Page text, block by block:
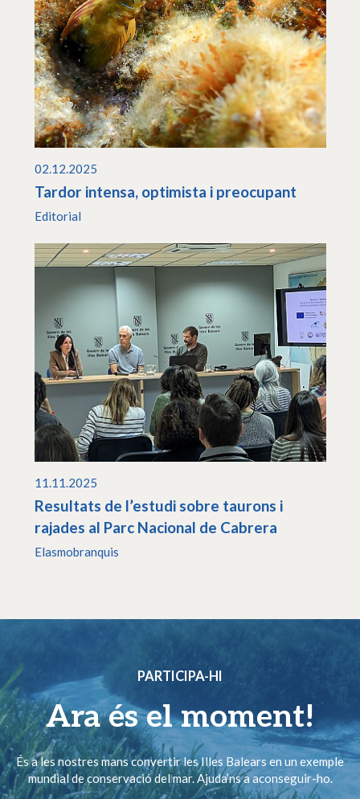
02.12.2025
Tardor intensa, optimista i preocupant
Editorial
11.11.2025
Resultats de l’estudi sobre taurons i
rajades al Parc Nacional de Cabrera
Elasmobranquis
PARTICIPA-HI
Ara és el moment!
És a les nostres mans convertir les Illes Balears en un exemple
mundial de conservació del mar. Ajuda’ns a aconseguir-ho.